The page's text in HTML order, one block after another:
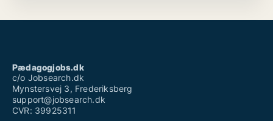
Pædagogjobs.dk
c/o Jobsearch.dk
Mynstersvej 3, Frederiksberg
support@jobsearch.dk
CVR: 39925311